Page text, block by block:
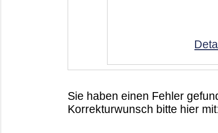
Sie haben einen Fehler
Korrekturwunsch bitte hier